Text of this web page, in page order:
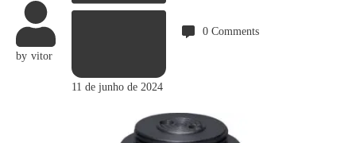
by vitor
11 de junho de 2024
0 Comments